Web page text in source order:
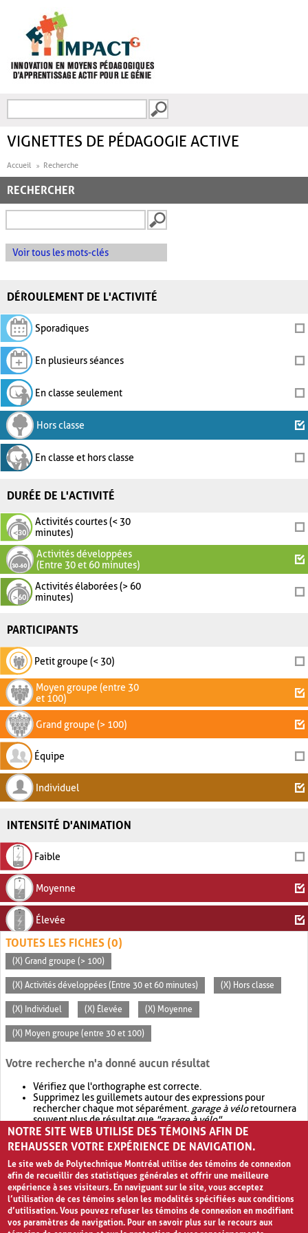
FORMULAIRE DE
VIGNETTES DE PÉDAGOGIE ACTIVE
Accueil Recherche
RECHERCHER
Voir tous les mots-clés
DÉROULEMENT DE L'ACTIVITÉ
Sporadiques
En plusieurs séances
En classe seulement
Hors classe
En classe et hors classe
DURÉE DE L'ACTIVITÉ
Activités courtes (< 30
minutes)
Activités développées
(Entre 30 et 60 minutes)
Activités élaborées (> 60
minutes)
PARTICIPANTS
Petit groupe (< 30)
Moyen groupe (entre 30
et 100)
Grand groupe (> 100)
Équipe
Individuel
INTENSITÉ D'ANIMATION
Faible
Moyenne
Élevée
TOUTES LES FICHES (0)
(X) Grand groupe (> 100)
(X) Activités développées (Entre 30 et 60 minutes) (X) Hors classe
(X) Individuel (X) Élevée (X) Moyenne
(X) Moyen groupe (entre 30 et 100)
Votre recherche n'a donné aucun résultat
Vérifiez que l'orthographe est correcte.
Supprimez les guillemets autour des expressions pour
rechercher chaque mot séparément. garage à véloretournera
souvent plus de résultat que"garage à vélo".
Envisagez d'élargir votre recherche avec OR.garage OR vélo
retournera souvent plus de résultat quegarage à vélo
NOTRE SITE WEB UTILISE DES TÉMOINS AFIN DE
REHAUSSER VOTRE EXPÉRIENCE DE NAVIGATION.
Le site web de Polytechnique Montréal utilise des témoins de connexion
afin de recueillir des statistiques générales et offrir une meilleure
expérience à ses visiteurs. En naviguant sur le site, vous acceptez
l’utilisation de ces témoins selon les modalités spécifiées aux conditions
d’utilisation. Vous pouvez refuser les témoins de connexion en modifiant
vos paramètres de navigation. Pour en savoir plus sur le recours aux